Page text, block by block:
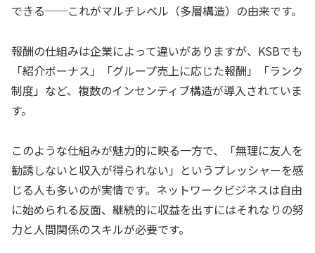
できる──これがマルチレベル（多層構造）の由来です。
報酬の仕組みは企業によって違いがありますが、KSBでも
「紹介ボーナス」「グループ売上に応じた報酬」「ランク
制度」など、複数のインセンティブ構造が導入されていま
す。
このような仕組みが魅力的に映る一方で、「無理に友人を
勧誘しないと収入が得られない」というプレッシャーを感
じる人も多いのが実情です。ネットワークビジネスは自由
に始められる反面、継続的に収益を出すにはそれなりの努
力と人間関係のスキルが必要です。